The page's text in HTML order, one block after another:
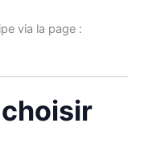
via la page :